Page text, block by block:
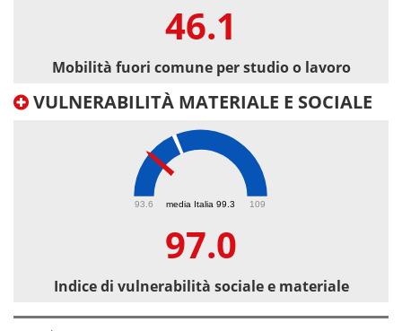
46.1
Mobilità fuori comune per studio o lavoro
VULNERABILITÀ MATERIALE E SOCIALE
media Italia 99.3
93.6 109
97.0
Indice di vulnerabilità sociale e materiale